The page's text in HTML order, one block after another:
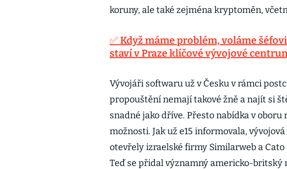
koruny, ale také zejména kryptoměn,
✅ Když máme problém, voláme
staví v Praze klíčové vývojové
Vývojáři softwaru už v Česku v rámci
propouštění nemají takové žně a najít si
snadné jako dříve. Přesto nabídka v oboru
možnosti. Jak už e15 informovala,
otevřely izraelské firmy Similarweb a
Teď se přidal významný americko-